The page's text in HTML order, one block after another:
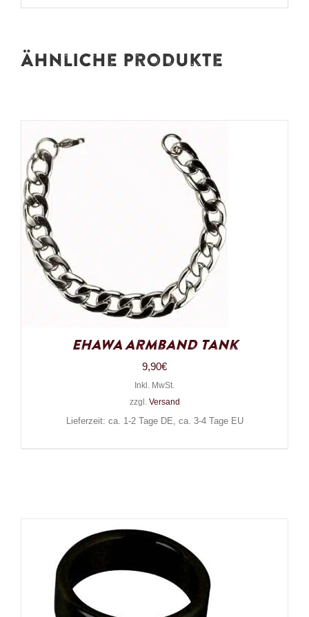
Ähnliche Produkte
EHAWA Armband Tank
9,90€
Inkl. MwSt.
zzgl. Versand
Lieferzeit: ca. 1-2 Tage DE, ca. 3-4 Tage EU